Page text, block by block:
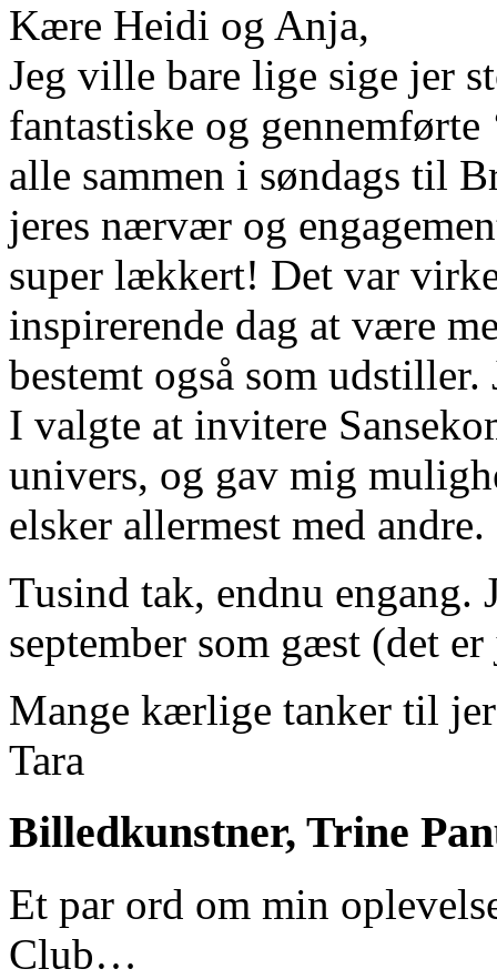
Kære Heidi og Anja,
Jeg ville bare lige sige jer
fantastiske og gennemførte
alle sammen i søndags til
jeres nærvær og
super lækkert! Det var
inspirerende dag at være
bestemt også som
I valgte at invitere
univers, og gav mig
elsker allermest med andre.
Tusind tak, endnu
september som gæst (det
Mange kærlige tanker til
Tara
Billedkunstner, Trine
Et par ord om min
Club…